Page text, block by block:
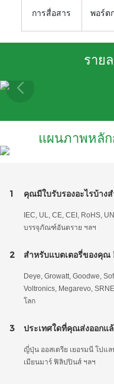
การสื่อสาร พอร์ต
ราย
แผนภาพหลัก
1 คุณมีใบรับรองอะไรบ้า
IEC, UL, CE, CEI, RoHS,
บรรจุภัณฑ์อันตราย ฯลฯ
2 สำหรับแบตเตอรี่ของคุณ
Deye, Growatt, Goodwe,
Voltronics, Megarevo,
โลก
3 ประเทศใดที่คุณส่งออกแ
ญี่ปุ่น ออสเตรีย เยอรมนี โปแ
เมียนมาร์ ฟิลิปปินส์ ฯลฯ